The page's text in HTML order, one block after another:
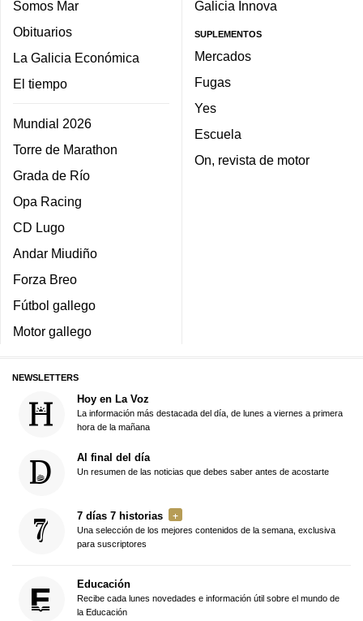
Somos Mar
Obituarios
La Galicia Económica
El tiempo
Mundial 2026
Torre de Marathon
Grada de Río
Opa Racing
CD Lugo
Andar Miudiño
Forza Breo
Fútbol gallego
Motor gallego
Galicia Innova
SUPLEMENTOS
Mercados
Fugas
Yes
Escuela
On, revista de motor
NEWSLETTERS
Hoy en La Voz
La información más destacada del día, de lunes a viernes a primera
hora de la mañana
Al final del día
Un resumen de las noticias que debes saber antes de acostarte
7 días 7 historias
Una selección de los mejores contenidos de la semana, exclusiva
para suscriptores
Educación
Recibe cada lunes novedades e información útil sobre el mundo de
la Educación